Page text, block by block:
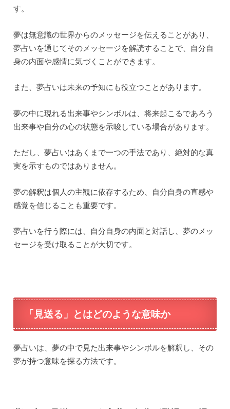
す。
夢は無意識の世界からのメッセージを伝えることがあり、
夢占いを通じてそのメッセージを解読することで、自分自
身の内面や感情に気づくことができます。
また、夢占いは未来の予知にも役立つことがあります。
夢の中に現れる出来事やシンボルは、将来起こるであろう
出来事や自分の心の状態を示唆している場合があります。
ただし、夢占いはあくまで一つの手法であり、絶対的な真
実を示すものではありません。
夢の解釈は個人の主観に依存するため、自分自身の直感や
感覚を信じることも重要です。
夢占いを行う際には、自分自身の内面と対話し、夢のメッ
セージを受け取ることが大切です。
「見送る」とはどのような意味か
夢占いは、夢の中で見た出来事やシンボルを解釈し、その
夢が持つ意味を探る方法です。